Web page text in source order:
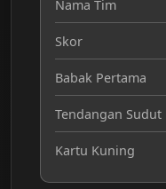
Nama Tim
Skor
Babak Pertama
Tendangan Sudut
Kartu Kuning